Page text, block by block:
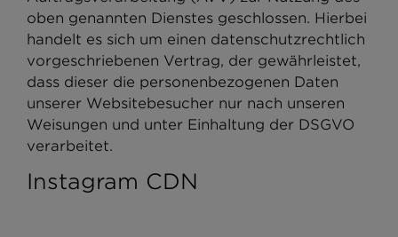
oben genannten Dienstes geschlossen. Hierbei
handelt es sich um einen datenschutzrechtlich
vorgeschriebenen Vertrag, der gewährleistet,
dass dieser die personenbezogenen Daten
unserer Websitebesucher nur nach unseren
Weisungen und unter Einhaltung der DSGVO
verarbeitet.
Instagram CDN